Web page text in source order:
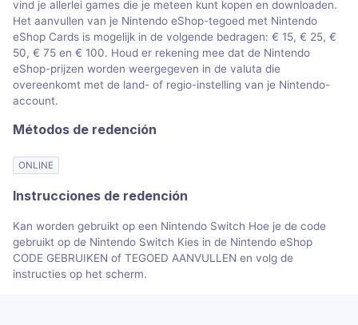
vind je allerlei games die je meteen kunt kopen en downloaden.
Het aanvullen van je Nintendo eShop-tegoed met Nintendo
eShop Cards is mogelijk in de volgende bedragen: € 15, € 25, €
50, € 75 en € 100. Houd er rekening mee dat de Nintendo
eShop-prijzen worden weergegeven in de valuta die
overeenkomt met de land- of regio-instelling van je Nintendo-
account.
Métodos de redención
ONLINE
Instrucciones de redención
Kan worden gebruikt op een Nintendo Switch Hoe je de code
gebruikt op de Nintendo Switch Kies in de Nintendo eShop
CODE GEBRUIKEN of TEGOED AANVULLEN en volg de
instructies op het scherm.